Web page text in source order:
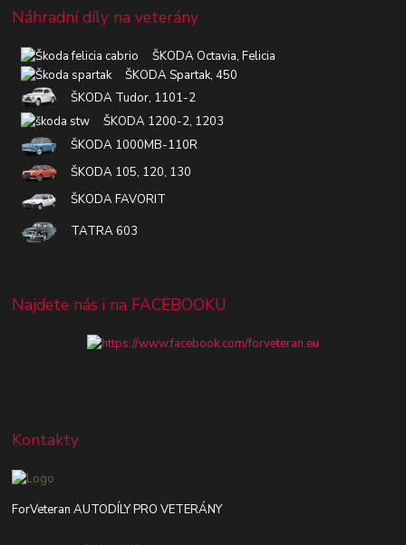
Náhradní díly na veterány
ŠKODA Octavia, Felicia
ŠKODA Spartak, 450
ŠKODA Tudor, 1101-2
ŠKODA 1200-2, 1203
ŠKODA 1000MB-110R
ŠKODA 105, 120, 130
ŠKODA FAVORIT
TATRA 603
Najdete nás i na FACEBOOKU
Kontakty
ForVeteran AUTODÍLY PRO VETERÁNY